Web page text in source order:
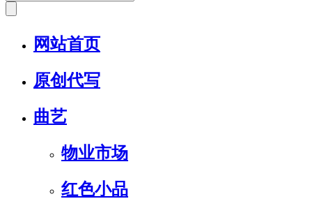
网站首页
原创代写
曲艺
物业市场
红色小品